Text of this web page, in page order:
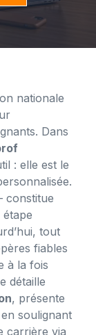
nationale
Dans
: elle est le
constitue
tout
fiables
à la fois
détaille
, présente
soulignant
carrière via